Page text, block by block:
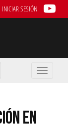
INICIAR SESIÓN
Toggle
EN